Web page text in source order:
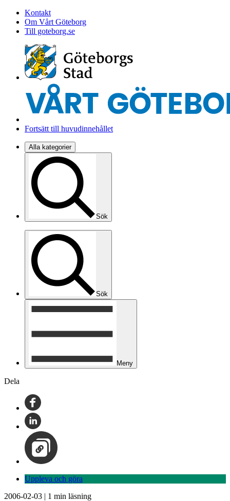
Kontakt
Om Vårt Göteborg
Till goteborg.se
Fortsätt till huvudinnehållet
Alla kategorier
Sök
Sök
Meny
Dela
Uppleva och göra
2006-02-03 | 1 min läsning